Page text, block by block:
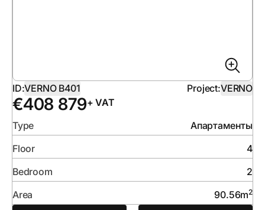
ID:VERNO B401 Project:VERNO
€408 879+ VAT
Type
Апартаменты
Floor
4
Bedroom
2
Area
90.56m2